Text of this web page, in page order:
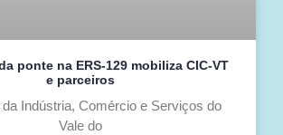
ponte na ERS-129 mobiliza CIC-VT
e parceiros
Indústria, Comércio e Serviços do
Vale do